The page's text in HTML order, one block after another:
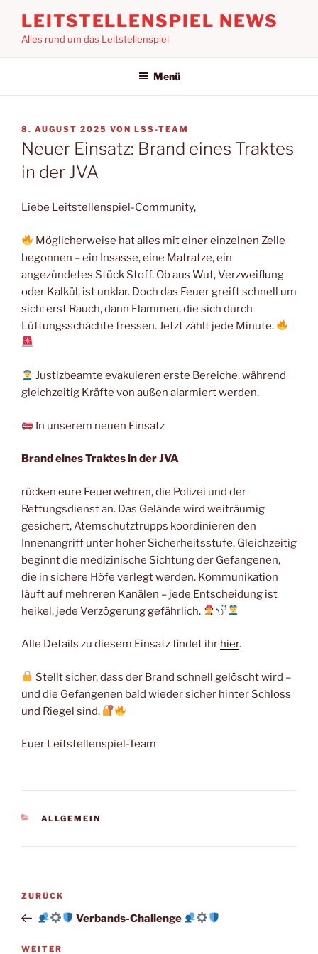
Inhalt
springen
LEITSTELLENSPIEL NEWS
Alles rund um das Leitstellenspiel
Menü
VERÖFFENTLICHT
AM
8. AUGUST 2025 VON LSS-TEAM
Neuer Einsatz: Brand eines Traktes
in der JVA
Liebe Leitstellenspiel-Community,
Möglicherweise hat alles mit einer einzelnen Zelle
begonnen – ein Insasse, eine Matratze, ein
angezündetes Stück Stoff. Ob aus Wut, Verzweiflung
oder Kalkül, ist unklar. Doch das Feuer greift schnell um
sich: erst Rauch, dann Flammen, die sich durch
Lüftungsschächte fressen. Jetzt zählt jede Minute.
Justizbeamte evakuieren erste Bereiche, während
gleichzeitig Kräfte von außen alarmiert werden.
In unserem neuen Einsatz
Brand eines Traktes in der JVA
rücken eure Feuerwehren, die Polizei und der
Rettungsdienst an. Das Gelände wird weiträumig
gesichert, Atemschutztrupps koordinieren den
Innenangriff unter hoher Sicherheitsstufe. Gleichzeitig
beginnt die medizinische Sichtung der Gefangenen,
die in sichere Höfe verlegt werden. Kommunikation
läuft auf mehreren Kanälen – jede Entscheidung ist
heikel, jede Verzögerung gefährlich.
Alle Details zu diesem Einsatz findet ihr hier.
Stellt sicher, dass der Brand schnell gelöscht wird –
und die Gefangenen bald wieder sicher hinter Schloss
und Riegel sind.
Euer Leitstellenspiel-Team
KATEGORIEN
ALLGEMEIN
Beitragsnavigation
Vorheriger
Beitrag
ZURÜCK
Verbands-Challenge
Nächster
WEITER